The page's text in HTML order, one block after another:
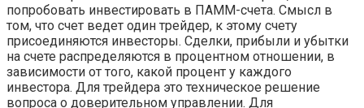
попробовать инвестировать в ПАММ-счета. Смысл в
том, что счет ведет один трейдер, к этому счету
присоединяются инвесторы. Сделки, прибыли и убытки
на счете распределяются в процентном отношении, в
зависимости от того, какой процент у каждого
инвестора. Для трейдера это техническое решение
вопроса о доверительном управлении. Для